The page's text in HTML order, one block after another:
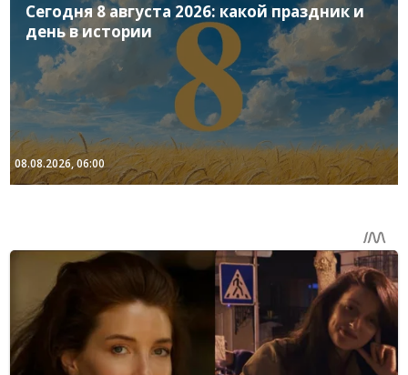
Сегодня 8 августа 2026: какой праздник и
день в истории
08.08.2026, 06:00